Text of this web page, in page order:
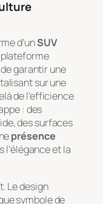
d’unSUV
plateforme
garantir une
sur une
de l’efficience
: des
des surfaces
présence
l’élégance et la
Le design
symbole de